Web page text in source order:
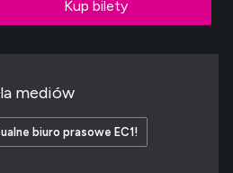
Kup bilety
mediów
biuro prasowe EC1!